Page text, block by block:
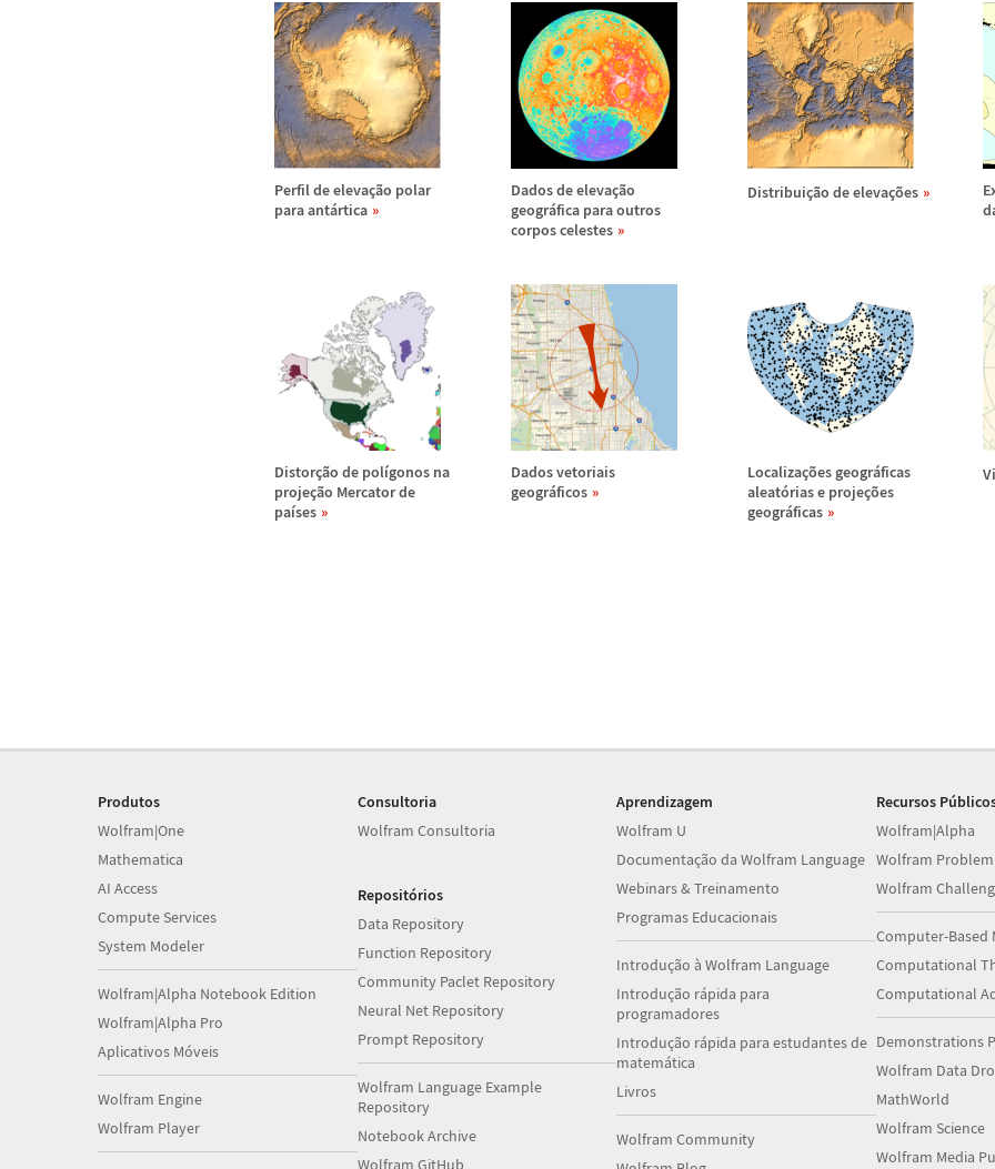
Perfil de elevação polar
para antártica
Dados de elevação
geográfica para outros
corpos celestes
Distribuição de elevações
Distorção de polígonos na
projeção Mercator de
países
Dados vetoriais
geográficos
Localizações geográficas
aleatórias e projeções
geográficas
Produtos
Wolfram|One
Mathematica
AI Access
Compute Services
System Modeler
Wolfram|Alpha Notebook Edition
Wolfram|Alpha Pro
Aplicativos Móveis
Wolfram Engine
Wolfram Player
Consultoria
Wolfram Consultoria
Repositórios
Data Repository
Function Repository
Community Paclet Repository
Neural Net Repository
Prompt Repository
Wolfram Language Example
Repository
Notebook Archive
Wolfram GitHub
Aprendizagem
Wolfram U
Documentação da Wolfram Language
Webinars & Treinamento
Programas Educacionais
Introdução à Wolfram Language
Introdução rápida para
programadores
Introdução rápida para estudantes de
matemática
Livros
Wolfram Community
Recursos
Wolfram|Alpha
Wolfram
Wolfram
Computer-Based
Computational
Computational
Demonstrations
Wolfram Data
MathWorld
Wolfram Science
Wolfram Media